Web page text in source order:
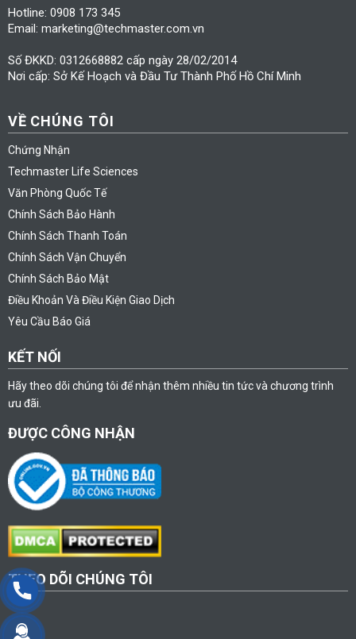
Hotline: 0908 173 345
Email: marketing@techmaster.com.vn
Số ĐKKD: 0312668882 cấp ngày 28/02/2014
Nơi cấp: Sở Kế Hoạch và Đầu Tư Thành Phố Hồ Chí Minh
VỀ CHÚNG TÔI
Chứng Nhận
Techmaster Life Sciences
Văn Phòng Quốc Tế
Chính Sách Bảo Hành
Chính Sách Thanh Toán
Chính Sách Vận Chuyển
Chính Sách Bảo Mật
Điều Khoản Và Điều Kiện Giao Dịch
Yêu Cầu Báo Giá
KẾT NỐI
Hãy theo dõi chúng tôi để nhận thêm nhiều tin tức và chương trình
ưu đãi.
ĐƯỢC CÔNG NHẬN
THEO DÕI CHÚNG TÔI